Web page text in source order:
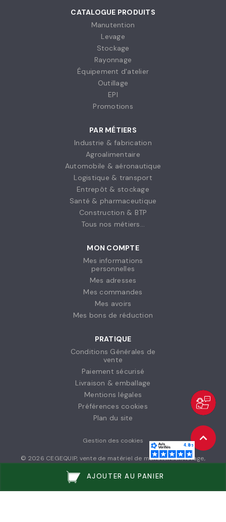
AJOUTER AU PANIER
CATALOGUE PRODUITS
Manutention
Levage
Stockage
Rayonnage
Équipement d'atelier
Outillage
EPI
Promotions
PAR MÉTIERS
Industrie & fabrication
Agroalimentaire
Automobile & aéronautique
Logistique & transport
Entrepôt & stockage
Santé & pharmaceutique
Construction & BTP
Tous nos métiers...
MON COMPTE
Mes informations
personnelles
Mes adresses
Mes commandes
Mes avoirs
Mes bons de réduction
PRATIQUE
Conditions Générales de
vente
Paiement sécurisé
Livraison & emballage
Mentions légales
Préférences cookies
Plan du site
Gestion des cookies
© 2026 CEGEQUIP, vente de matériel de manutention, levage,
stockage et vêtements de travail à destination des entreprises et
collectivités // © 2026 Agence NOIISE